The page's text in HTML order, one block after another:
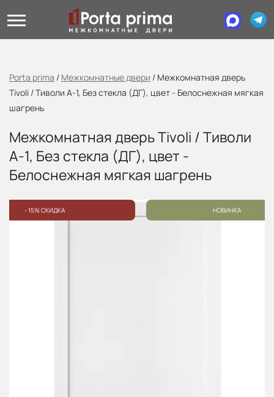
Porta prima / Межкомнатные двери / Межкомнатная дверь
Tivoli / Тиволи А-1, Без стекла (ДГ), цвет - Белоснежная мягкая
шагрень
Межкомнатная дверь Tivoli / Тиволи
А-1, Без стекла (ДГ), цвет -
Белоснежная мягкая шагрень
- 15% СКИДКА НОВИНКА